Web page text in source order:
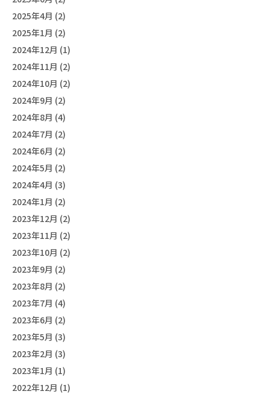
2025年4月 (2)
2025年1月 (2)
2024年12月 (1)
2024年11月 (2)
2024年10月 (2)
2024年9月 (2)
2024年8月 (4)
2024年7月 (2)
2024年6月 (2)
2024年5月 (2)
2024年4月 (3)
2024年1月 (2)
2023年12月 (2)
2023年11月 (2)
2023年10月 (2)
2023年9月 (2)
2023年8月 (2)
2023年7月 (4)
2023年6月 (2)
2023年5月 (3)
2023年2月 (3)
2023年1月 (1)
2022年12月 (1)